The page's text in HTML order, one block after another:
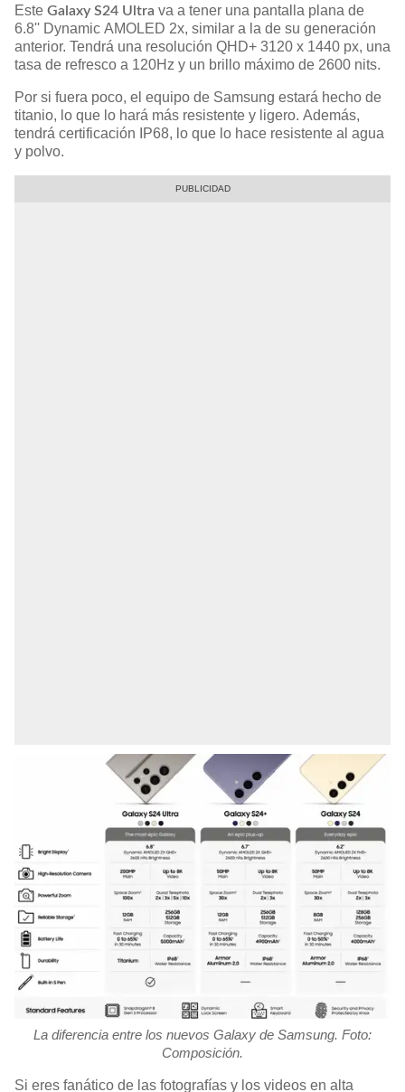
Este Galaxy S24 Ultra va a tener una pantalla plana de
6.8'' Dynamic AMOLED 2x, similar a la de su generación
anterior. Tendrá una resolución QHD+ 3120 x 1440 px, una
tasa de refresco a 120Hz y un brillo máximo de 2600 nits.
Por si fuera poco, el equipo de Samsung estará hecho de
titanio, lo que lo hará más resistente y ligero. Además,
tendrá certificación IP68, lo que lo hace resistente al agua
y polvo.
La diferencia entre los nuevos Galaxy de Samsung. Foto:
Composición.
Si eres fanático de las fotografías y los videos en alta